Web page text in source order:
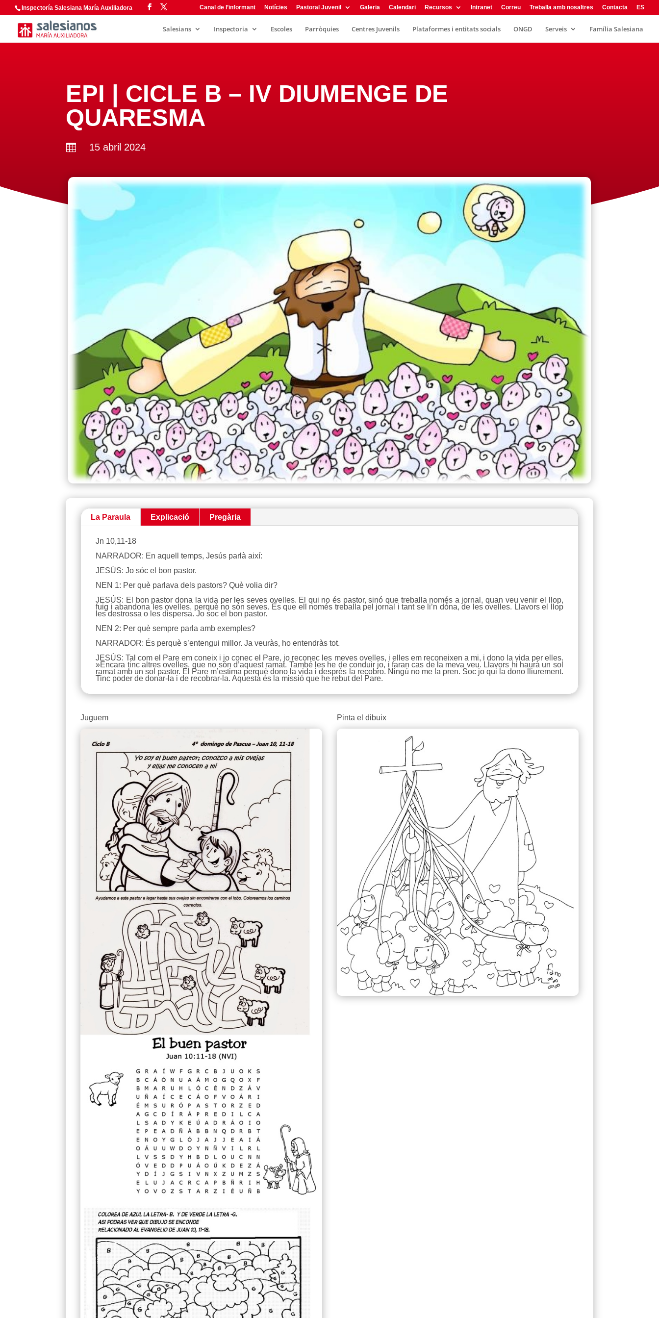
Inspectoría Salesiana María Auxiliadora Canal de l’informant Notícies Pastoral Juvenil Galeria Calendari Recursos Intranet Correu Treballa amb nosaltres Contacta ES
Salesians Inspectoria Escoles Parròquies Centres Juvenils Plataformes i entitats socials ONGD Serveis Família Salesiana
EPI | CICLE B – IV DIUMENGE DE
QUARESMA
 15 abril 2024
La Paraula Explicació Pregària
Jn 10,11-18
NARRADOR: En aquell temps, Jesús parlà així:
JESÚS: Jo sóc el bon pastor.
NEN 1: Per què parlava dels pastors? Què volia dir?
JESÚS: El bon pastor dona la vida per les seves ovelles. El qui no és pastor, sinó que treballa només a jornal, quan veu venir el llop,
fuig i abandona les ovelles, perquè no són seves. És que ell només treballa pel jornal i tant se li’n dóna, de les ovelles. Llavors el llop
les destrossa o les dispersa. Jo soc el bon pastor.
NEN 2: Per què sempre parla amb exemples?
NARRADOR: És perquè s’entengui millor. Ja veuràs, ho entendràs tot.
JESÚS: Tal com el Pare em coneix i jo conec el Pare, jo reconec les meves ovelles, i elles em reconeixen a mi, i dono la vida per elles.
»Encara tinc altres ovelles, que no són d’aquest ramat. També les he de conduir jo, i faran cas de la meva veu. Llavors hi haurà un sol
ramat amb un sol pastor. El Pare m’estima perquè dono la vida i després la recobro. Ningú no me la pren. Soc jo qui la dono lliurement.
Tinc poder de donar-la i de recobrar-la. Aquesta és la missió que he rebut del Pare.
Juguem Pinta el dibuix